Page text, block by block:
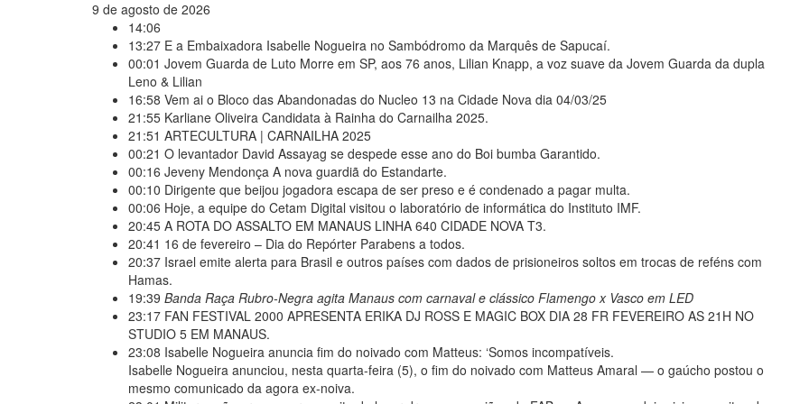
9 de agosto de 2026
14:06
13:27 E a Embaixadora Isabelle Nogueira no Sambódromo da Marquês de Sapucaí.
00:01 Jovem Guarda de Luto Morre em SP, aos 76 anos, Lilian Knapp, a voz suave da Jovem Guarda da dupla
Leno & Lilian
16:58 Vem ai o Bloco das Abandonadas do Nucleo 13 na Cidade Nova dia 04/03/25
21:55 Karliane Oliveira Candidata à Rainha do Carnailha 2025.
21:51 ARTECULTURA | CARNAILHA 2025
00:21 O levantador David Assayag se despede esse ano do Boi bumba Garantido.
00:16 Jeveny Mendonça A nova guardiã do Estandarte.
00:10 Dirigente que beijou jogadora escapa de ser preso e é condenado a pagar multa.
00:06 Hoje, a equipe do Cetam Digital visitou o laboratório de informática do Instituto IMF.
20:45 A ROTA DO ASSALTO EM MANAUS LINHA 640 CIDADE NOVA T3.
20:41 16 de fevereiro – Dia do Repórter Parabens a todos.
20:37 Israel emite alerta para Brasil e outros países com dados de prisioneiros soltos em trocas de reféns com
Hamas.
19:39 Banda Raça Rubro-Negra agita Manaus com carnaval e clássico Flamengo x Vasco em LED
23:17 FAN FESTIVAL 2000 APRESENTA ERIKA DJ ROSS E MAGIC BOX DIA 28 FR FEVEREIRO AS 21H NO
STUDIO 5 EM MANAUS.
23:08 Isabelle Nogueira anuncia fim do noivado com Matteus: ‘Somos incompatíveis.
Isabelle Nogueira anunciou, nesta quarta-feira (5), o fim do noivado com Matteus Amaral — o gaúcho postou o
mesmo comunicado da agora ex-noiva.